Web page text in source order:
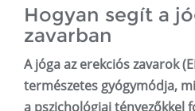
Hogyan segít a
zavarban
A jóga az erekciós zavarok
természetes gyógymódja,
a pszichológiai tényezőkkel